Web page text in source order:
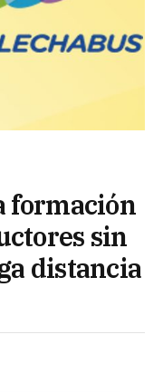
formación
sin
distancia